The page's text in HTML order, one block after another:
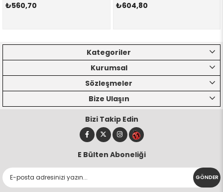
₺560,70 ₺604,80
Kategoriler
Kurumsal
Sözleşmeler
Bize Ulaşın
Bizi Takip Edin
E Bülten Aboneliği
GÖNDER